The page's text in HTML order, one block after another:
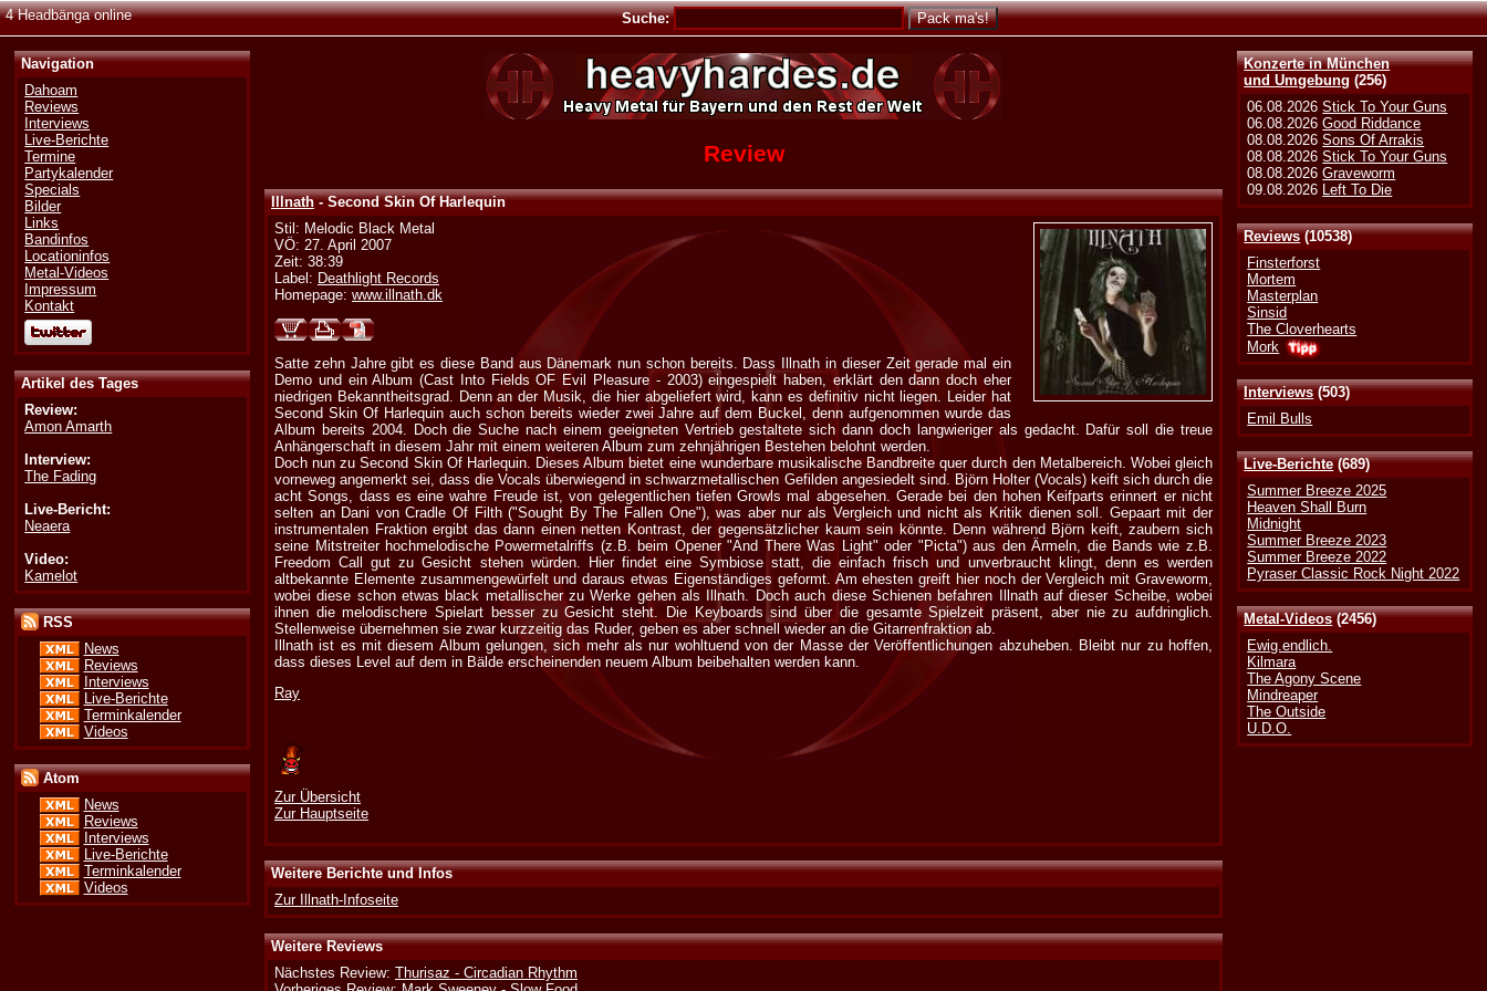
4 Headbänga online Suche:
Konzerte in München
und Umgebung (256)
06.08.2026Stick To Your Guns
06.08.2026Good Riddance
08.08.2026Sons Of Arrakis
08.08.2026Stick To Your Guns
08.08.2026Graveworm
09.08.2026 Left To Die
Reviews(10538)
Finsterforst
Mortem
Masterplan
Sinsid
The Cloverhearts
Mork
Interviews(503)
Emil Bulls
Live-Berichte(689)
Summer Breeze 2025
Heaven Shall Burn
Midnight
Summer Breeze 2023
Summer Breeze 2022
Pyraser Classic Rock Night 2022
Metal-Videos(2456)
Ewig.endlich.
Kilmara
The Agony Scene
Mindreaper
The Outside
U.D.O.
Navigation
Dahoam
Reviews
Interviews
Live-Berichte
Termine
Partykalender
Specials
Bilder
Links
Bandinfos
Locationinfos
Metal-Videos
Impressum
Kontakt
Artikel des Tages
Review:
Amon Amarth
Interview:
The Fading
Live-Bericht:
Neaera
Video:
Kamelot
RSS
News
Reviews
Interviews
Live-Berichte
Terminkalender
Videos
Atom
News
Reviews
Interviews
Live-Berichte
Terminkalender
Videos
Review
Illnath- Second Skin Of Harlequin
Stil: Melodic Black Metal
VÖ: 27. April 2007
Zeit: 38:39
Label: Deathlight Records
Homepage:www.illnath.dk
Satte zehn Jahre gibt es diese Band aus Dänemark nun schon bereits. Dass Illnath in dieser Zeit gerade mal ein
Demo und ein Album (Cast Into Fields OF Evil Pleasure - 2003) eingespielt haben, erklärt den dann doch eher
niedrigen Bekanntheitsgrad. Denn an der Musik, die hier abgeliefert wird, kann es definitiv nicht liegen. Leider hat
Second Skin Of Harlequin auch schon bereits wieder zwei Jahre auf dem Buckel, denn aufgenommen wurde das
Album bereits 2004. Doch die Suche nach einem geeigneten Vertrieb gestaltete sich dann doch langwieriger als gedacht. Dafür soll die treue
Anhängerschaft in diesem Jahr mit einem weiteren Album zum zehnjährigen Bestehen belohnt werden.
Doch nun zu Second Skin Of Harlequin. Dieses Album bietet eine wunderbare musikalische Bandbreite quer durch den Metalbereich. Wobei gleich
vorneweg angemerkt sei, dass die Vocals überwiegend in schwarzmetallischen Gefilden angesiedelt sind. Björn Holter (Vocals) keift sich durch die
acht Songs, dass es eine wahre Freude ist, von gelegentlichen tiefen Growls mal abgesehen. Gerade bei den hohen Keifparts erinnert er nicht
selten an Dani von Cradle Of Filth ("Sought By The Fallen One"), was aber nur als Vergleich und nicht als Kritik dienen soll. Gepaart mit der
instrumentalen Fraktion ergibt das dann einen netten Kontrast, der gegensätzlicher kaum sein könnte. Denn während Björn keift, zaubern sich
seine Mitstreiter hochmelodische Powermetalriffs (z.B. beim Opener "And There Was Light" oder "Picta") aus den Ärmeln, die Bands wie z.B.
Freedom Call gut zu Gesicht stehen würden. Hier findet eine Symbiose statt, die einfach frisch und unverbraucht klingt, denn es werden
altbekannte Elemente zusammengewürfelt und daraus etwas Eigenständiges geformt. Am ehesten greift hier noch der Vergleich mit Graveworm,
wobei diese schon etwas black metallischer zu Werke gehen als Illnath. Doch auch diese Schienen befahren Illnath auf dieser Scheibe, wobei
ihnen die melodischere Spielart besser zu Gesicht steht. Die Keyboards sind über die gesamte Spielzeit präsent, aber nie zu aufdringlich.
Stellenweise übernehmen sie zwar kurzzeitig das Ruder, geben es aber schnell wieder an die Gitarrenfraktion ab.
Illnath ist es mit diesem Album gelungen, sich mehr als nur wohltuend von der Masse der Veröffentlichungen abzuheben. Bleibt nur zu hoffen,
dass dieses Level auf dem in Bälde erscheinenden neuem Album beibehalten werden kann.
Ray
Zur Übersicht
Zur Hauptseite
Weitere Berichte und Infos
Zur Illnath-Infoseite
Weitere Reviews
Nächstes Review:Thurisaz - Circadian Rhythm